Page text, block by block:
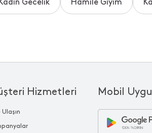
Kadın Gecelik Hamile Giyim
Hizmetleri
Ulaşın
Mobil